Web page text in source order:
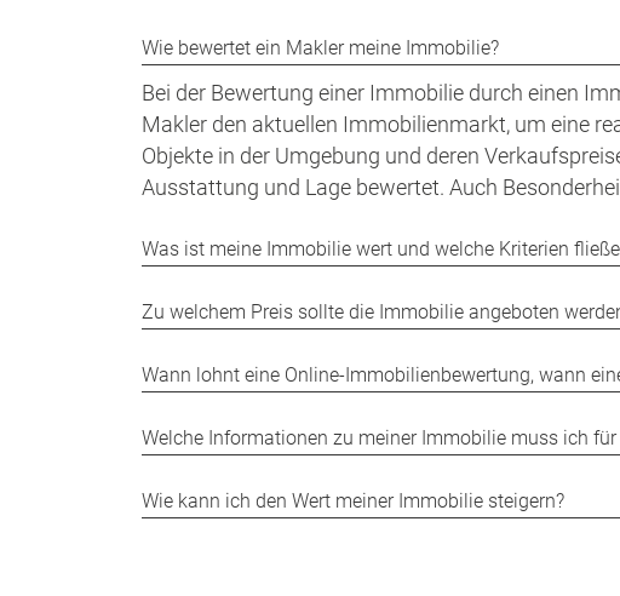
Wie bewertet ein Makler meine Immobilie?
Bei der Bewertung einer Immobilie durch einen
Makler den aktuellen Immobilienmarkt, um eine
Objekte in der Umgebung und deren
Ausstattung und Lage bewertet. Auch
Was ist meine Immobilie wert und welche Kriterien
Zu welchem Preis sollte die Immobilie angeboten
Wann lohnt eine Online-Immobilienbewertung, wann
Welche Informationen zu meiner Immobilie muss ich
Wie kann ich den Wert meiner Immobilie steigern?